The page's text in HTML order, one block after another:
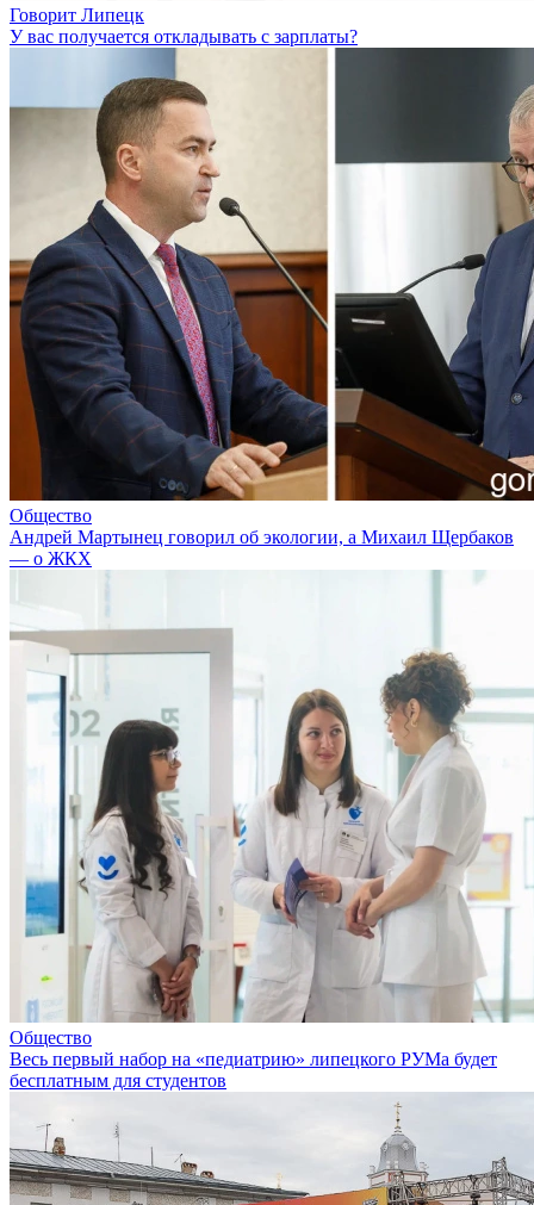
Говорит Липецк
У вас получается откладывать с зарплаты?
Общество
Андрей Мартынец говорил об экологии, а Михаил Щербаков
— о ЖКХ
Общество
Весь первый набор на «педиатрию» липецкого РУМа будет
бесплатным для студентов